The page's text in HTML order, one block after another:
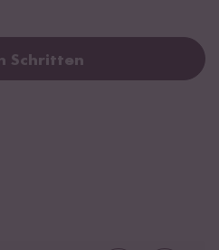
Schritten